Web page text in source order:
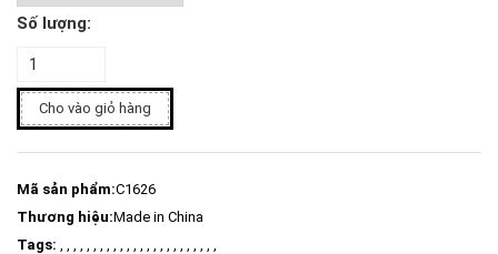
Số lượng:
Cho vào giỏ hàng
Mã sản phẩm:C1626
Thương hiệu:Made in China
Tags: , , , , , , , , , , , , , , , , , , , , , , , ,